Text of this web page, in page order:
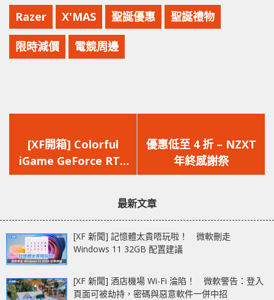
Razer X'MAS 聖誕優惠 聖誕禮物
限時減價 電競周邊
一
篇
文
[XF開箱] Colorful
iGame GeForce RTX
3060 Ti Advanced
提升 三風扇重裝散熱設
一
篇
文
優惠低至 4 折 – NZXT
年終感謝祭
最新文章
[XF 新聞] 記憶體太貴唔玩啦！ 微軟刪走
Windows 11 32GB 配置建議
[XF 新聞] 酒店機場 Wi-Fi 淪陷！ 微軟警告：登入
頁面可被劫持，密碼與惡意軟件一併中招